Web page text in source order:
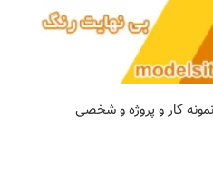
کار و پروژه و شخصی